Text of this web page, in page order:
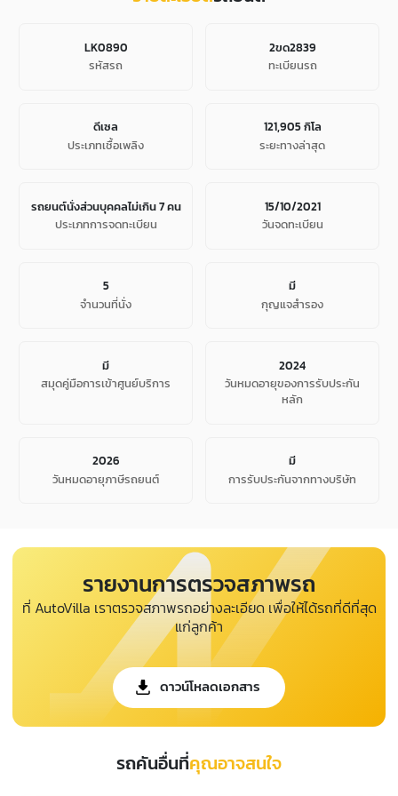
LK0890
รหัสรถ
2ขด2839
ทะเบียนรถ
ดีเซล
ประเภทเชื้อเพลิง
121,905 กิโล
ระยะทางล่าสุด
รถยนต์นั่งส่วนบุคคลไม่เกิน 7 คน
ประเภทการจดทะเบียน
15/10/2021
วันจดทะเบียน
5
จํานวนที่นั่ง
มี
กุญแจสำรอง
มี
สมุดคู่มือการเข้าศูนย์บริการ
2024
วันหมดอายุของการรับประกัน
หลัก
2026
วันหมดอายุภาษีรถยนต์
มี
การรับประกันจากทางบริษัท
รายงานการตรวจสภาพรถ
ที่ AutoVilla เราตรวจสภาพรถอย่างละเอียด เพื่อให้ได้รถที่ดีที่สุด
แก่ลูกค้า
ดาวน์โหลดเอกสาร
รถคันอื่นที่คุณอาจสนใจ